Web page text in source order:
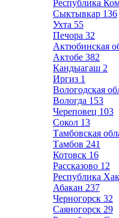
Республика
Сыктывкар 136
Ухта 55
Печора 32
Актюбинская
Актобе 382
Кандыагаш 2
Иргиз 1
Вологодская
Вологда 153
Череповец 103
Сокол 13
Тамбовская
Тамбов 241
Котовск 16
Рассказово 12
Республика
Абакан 237
Черногорск 32
Саяногорск 29